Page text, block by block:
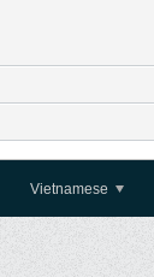
Vietnamese